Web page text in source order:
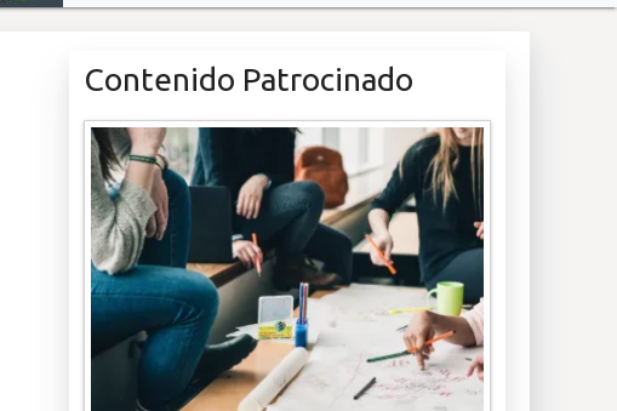
Contenido Patrocinado